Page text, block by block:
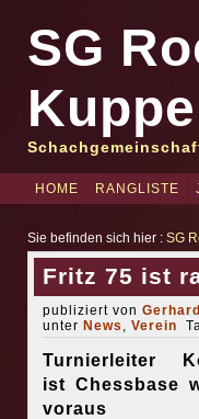
SG
HOME RANGLISTE
Sie befinden sich hier : SG
Fritz 75 ist
publiziert von
unter News , Verein
Turnierleiter
ist Chessbase
voraus